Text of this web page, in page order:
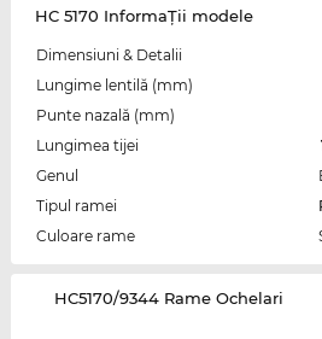
HC 5170 InformaŢii modele
Dimensiuni & Detalii
Lungime lentilă (mm)
Punte nazală (mm)
Lungimea tijei
Genul
Tipul ramei
Culoare rame
‌HC5170/9344 Rame Ochelari